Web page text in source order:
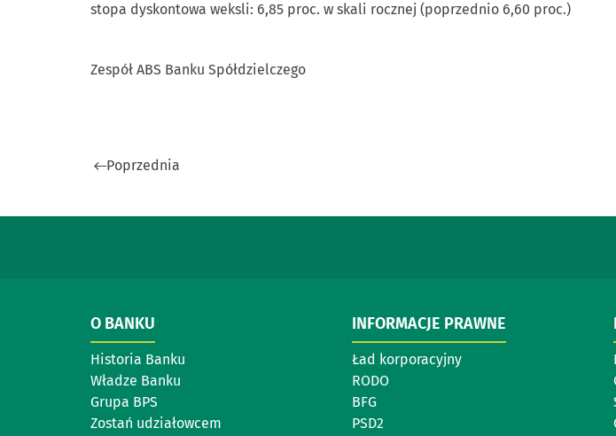
stopa dyskontowa weksli: 6,85 proc. w skali rocznej (poprzednio 6,60 proc.)
Zespół ABS Banku Spółdzielczego
Poprzednia
O BANKU
Historia Banku
Władze Banku
Grupa BPS
Zostań udziałowcem
INFORMACJE PRAWNE
Ład korporacyjny
RODO
BFG
PSD2